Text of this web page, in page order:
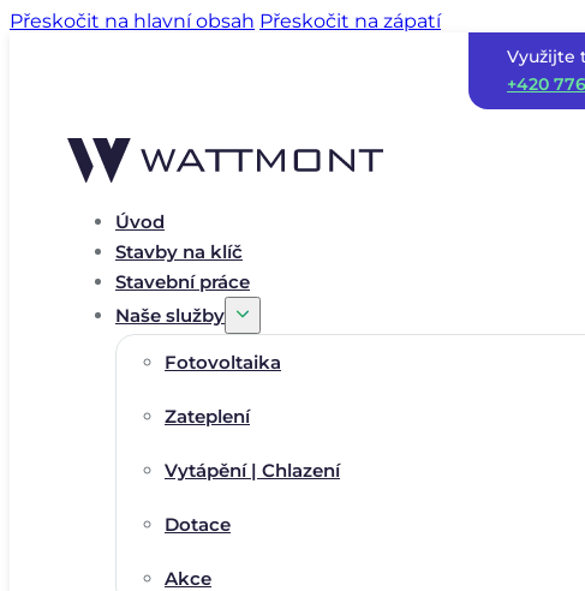
Přeskočit na hlavní obsah Přeskočit na zápatí
Využijte
+420
Úvod
Stavby na klíč
Stavební práce
Naše služby
Fotovoltaika
Zateplení
Vytápění | Chlazení
Dotace
Akce